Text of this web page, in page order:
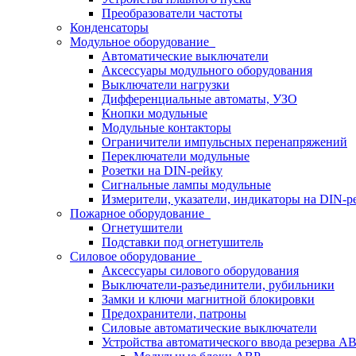
Преобразователи частоты
Конденсаторы
Модульное оборудование
Автоматические выключатели
Аксессуары модульного оборудования
Выключатели нагрузки
Дифференциальные автоматы, УЗО
Кнопки модульные
Модульные контакторы
Ограничители импульсных перенапряжений
Переключатели модульные
Розетки на DIN-рейку
Сигнальные лампы модульные
Измерители, указатели, индикаторы на DIN-
Пожарное оборудование
Огнетушители
Подставки под огнетушитель
Силовое оборудование
Аксессуары силового оборудования
Выключатели-разъединители, рубильники
Замки и ключи магнитной блокировки
Предохранители, патроны
Силовые автоматические выключатели
Устройства автоматического ввода резерва